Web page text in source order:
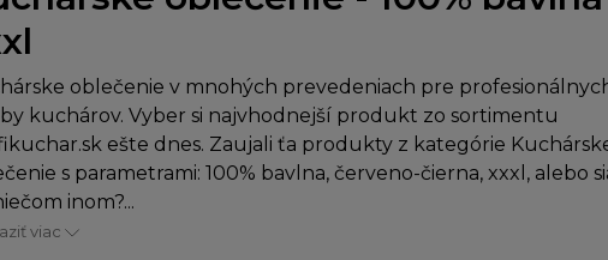
oblečenie v mnohých prevedeniach pre
kuchárov. Vyber si najvhodnejší produkt zo sortimentu
ešte dnes. Zaujali ťa produkty z kategórie
s parametrami: 100% bavlna, červeno-čierna, xxxl, alebo
inom?...
viac